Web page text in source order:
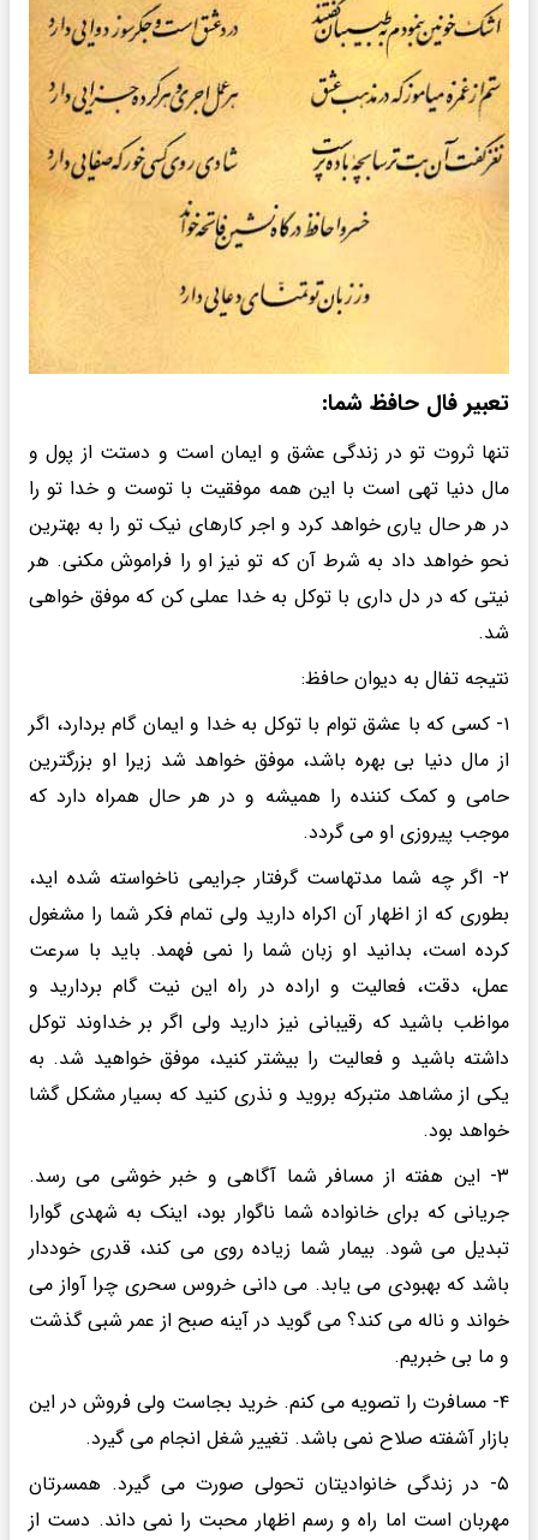
تعبیر فال حافظ شما:
تنها ثروت تو در زندگی عشق و ایمان است و دستت از پول و
مال دنیا تهی است با این همه موفقیت با توست و خدا تو را
در هر حال یاری خواهد کرد و اجر کارهای نیک تو را به بهترین
نحو خواهد داد به شرط آن که تو نیز او را فراموش مکنی. هر
نیتی که در دل داری با توکل به خدا عملی کن که موفق خواهی
شد.
نتیجه تفال به دیوان حافظ:
۱- کسی که با عشق توام با توکل به خدا و ایمان گام بردارد، اگر
از مال دنیا بی بهره باشد، موفق خواهد شد زیرا او بزرگترین
حامی و کمک کننده را همیشه و در هر حال همراه دارد که
موجب پیروزی او می گردد.
۲- اگر چه شما مدتهاست گرفتار جرایمی ناخواسته شده اید،
بطوری که از اظهار آن اکراه دارید ولی تمام فکر شما را مشغول
کرده است، بدانید او زبان شما را نمی فهمد. باید با سرعت
عمل، دقت، فعالیت و اراده در راه این نیت گام بردارید و
مواظب باشید که رقیبانی نیز دارید ولی اگر بر خداوند توکل
داشته باشید و فعالیت را بیشتر کنید، موفق خواهید شد. به
یکی از مشاهد متبرکه بروید و نذری کنید که بسیار مشکل گشا
خواهد بود.
۳- این هفته از مسافر شما آگاهی و خبر خوشی می رسد.
جریانی که برای خانواده شما ناگوار بود، اینک به شهدی گوارا
تبدیل می شود. بیمار شما زیاده روی می کند، قدری خوددار
باشد که بهبودی می یابد. می دانی خروس سحری چرا آواز می
خواند و ناله می کند؟ می گوید در آینه صبح از عمر شبی گذشت
و ما بی خبریم.
۴- مسافرت را تصویه می کنم. خرید بجاست ولی فروش در این
بازار آشفته صلاح نمی باشد. تغییر شغل انجام می گیرد.
۵- در زندگی خانوادیتان تحولی صورت می گیرد. همسرتان
مهربان است اما راه و رسم اظهار محبت را نمی داند. دست از